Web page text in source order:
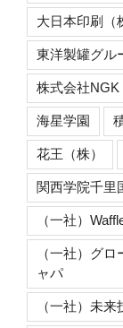
大日本印刷（
東洋製罐グル
株式会社NGK
海星学園
花王（株）
関西学院千里
（一社）
（一社）グ
ャパ
（一社）未